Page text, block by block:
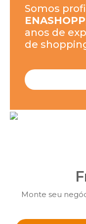
Somos
ENASHOPP
anos de
de
Monte seu